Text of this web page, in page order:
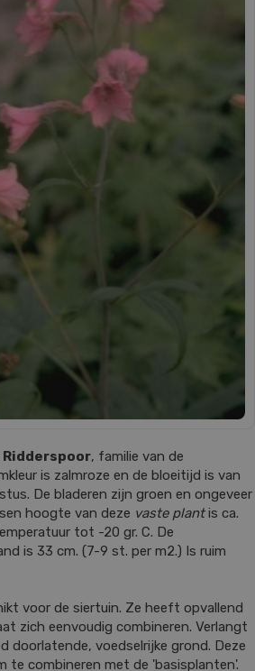
Ridderspoor, familie van de
is zalmroze en de bloeitijd is van
De bladeren zijn groen en ongeveer
hoogte van deze vaste plantis ca.
tot -20 gr. C. De
is 33 cm. (7-9 st. per m2.) Is ruim
voor de siertuin. Ze heeft opvallend
zich eenvoudig combineren. Verlangt
doorlatende, voedselrijke grond. Deze
te combineren met de 'basisplanten'.